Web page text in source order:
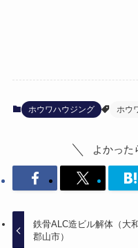
ホウワハウジング ホウ
よかった
鉄骨ALC造ビル解体（大
郡山市）